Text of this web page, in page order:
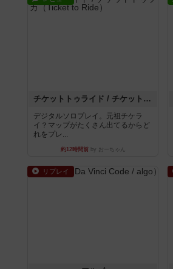
チケットトゥライド / チケットトゥライドアメリカ
デジタルソロプレイ。元祖チケラ
イ？マップがたくさん出てるからど
れをプレ...
約12時間前by おーちゃん
リプレイ